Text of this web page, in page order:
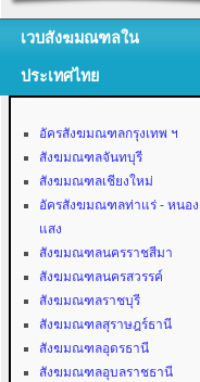
เวบสังฆมณฑลใน
ประเทศไทย
อัครสังฆมณฑลกรุงเทพ ฯ
สังฆมณฑลจันทบุรี
สังฆมณฑลเชียงใหม่
อัครสังฆมณฑลท่าแร่ - หนอง
แสง
สังฆมณฑลนครราชสีมา
สังฆมณฑลนครสวรรค์
สังฆมณฑลราชบุรี
สังฆมณฑลสุราษฎร์ธานี
สังฆมณฑลอุดรธานี
สังฆมณฑลอุบลราชธานี